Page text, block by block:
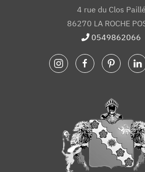
4 rue du Clos Paillé
86270 LA ROCHE
0549862066